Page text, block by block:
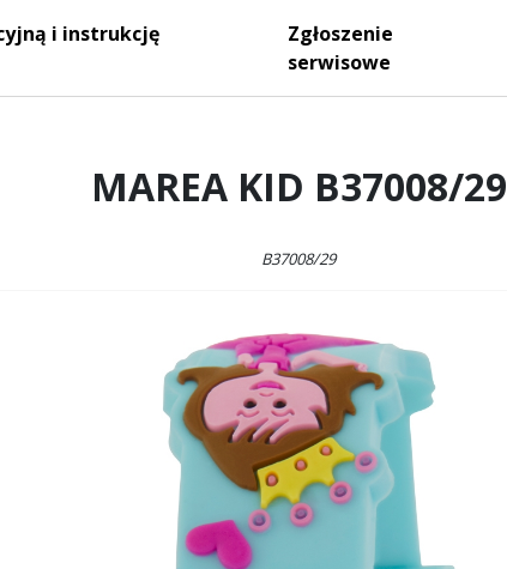
i instrukcję
Zgłoszenie
serwisowe
MAREA KID B37008/29
B37008/29